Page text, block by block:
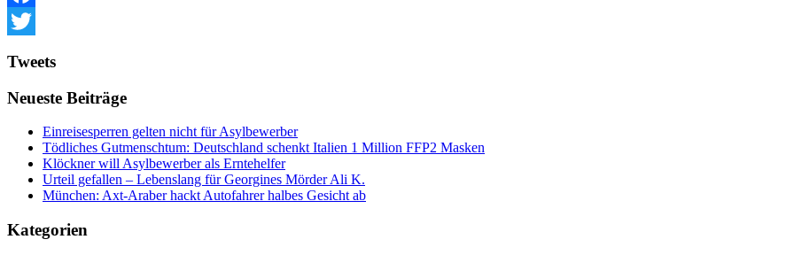
Facebook
Tweets
Neueste Beiträge
Einreisesperren gelten nicht für Asylbewerber
Tödliches Gutmenschtum: Deutschland schenkt Italien 1 Million FFP2 Masken
Klöckner will Asylbewerber als Erntehelfer
Urteil gefallen – Lebenslang für Georgines Mörder Ali K.
München: Axt-Araber hackt Autofahrer halbes Gesicht ab
Kategorien